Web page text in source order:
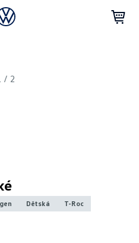
/ 2
Dětská T-Roc